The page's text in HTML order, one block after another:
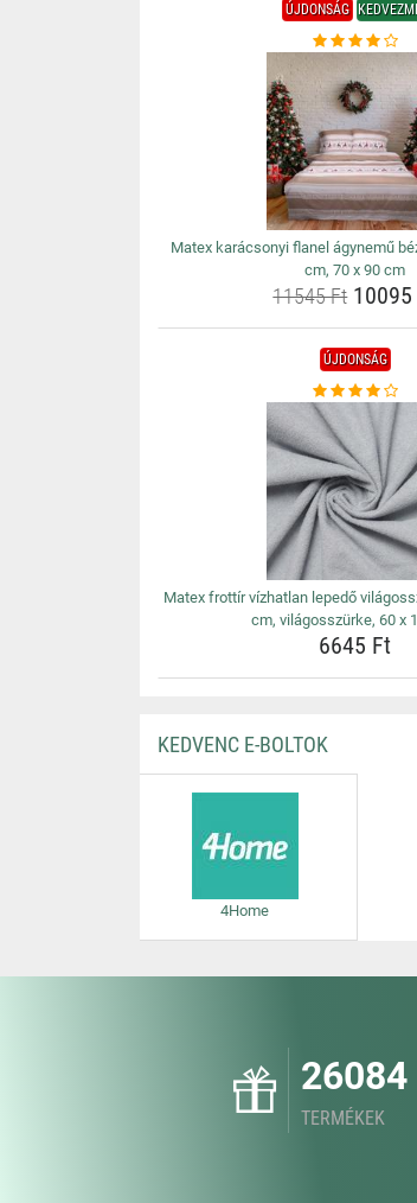
ÚJDONSÁG
Matex karácsonyi flanel ágynemű
cm, 70 x 90 cm
11545 Ft10095
ÚJDONSÁG
Matex frottír vízhatlan lepedő
cm, világosszürke, 60 x
6645 Ft
KEDVENC E-BOLTOK
4Home
26084
TERMÉKEK